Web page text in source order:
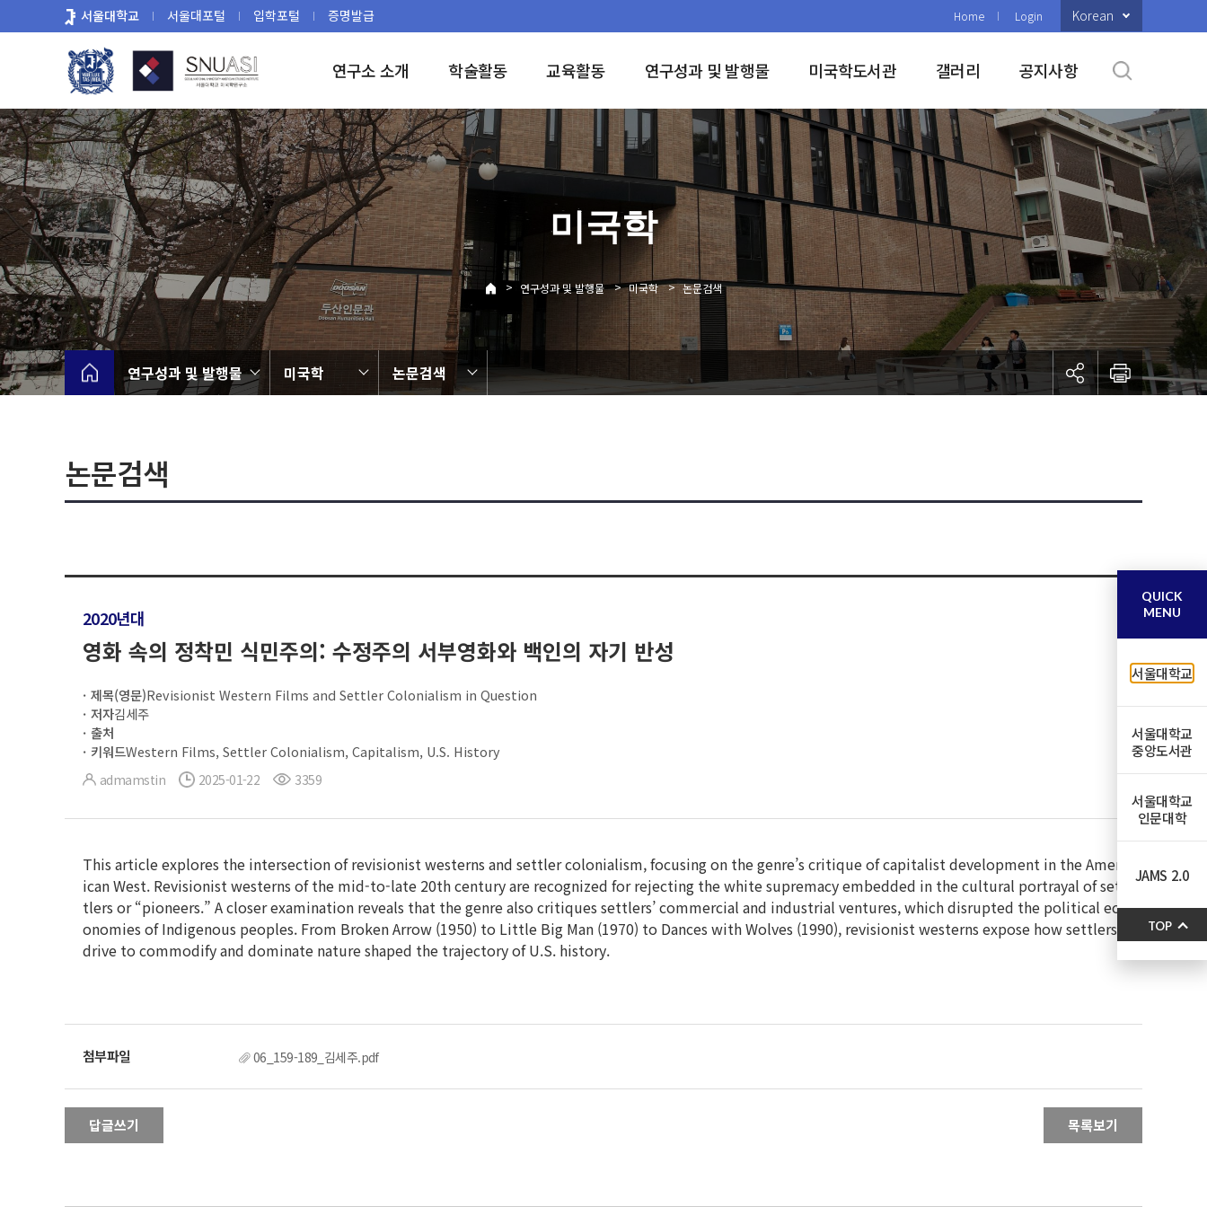
로
뉴
서울대학교 서울대포털 입학포털 증명발급 Home Login Korean
연구소 소개 학술활동 교육활동 연구성과 및 발행물 미국학도서관 갤러리 공지사항
미국학
> 연구성과 및 발행물 > 미국학 > 논문검색
연구성과 및 발행물 미국학 논문검색
논문검색
2020년대
영화 속의 정착민 식민주의: 수정주의 서부영화와 백인의 자기 반성
제목(영문)Revisionist Western Films and Settler Colonialism in Question
저자김세주
출처
키워드Western Films, Settler Colonialism, Capitalism, U.S. History
admamstin 2025-01-22 3359
This article explores the intersection of revisionist westerns and settler colonialism, focusing on the genre’s critique of capitalist development in the Amer
ican West. Revisionist westerns of the mid-to-late 20th century are recognized for rejecting the white supremacy embedded in the cultural portrayal of set
tlers or “pioneers.” A closer examination reveals that the genre also critiques settlers’ commercial and industrial ventures, which disrupted the political ec
onomies of Indigenous peoples. From Broken Arrow (1950) to Little Big Man (1970) to Dances with Wolves (1990), revisionist westerns expose how settlers’
drive to commodify and dominate nature shaped the trajectory of U.S. history.
06_159-189_김세주.pdf
답글쓰기 목록보기
QUICK
MENU
서울대학교
서울대학교
중앙도서관
서울대학교
인문대학
JAMS 2.0
TOP